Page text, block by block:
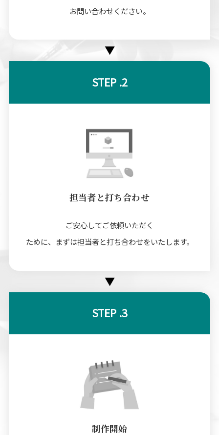
お問い合わせください。
▼
STEP .2
担当者と打ち合わせ
ご安心してご依頼いただく
ために、まずは担当者と打ち合わせをいたします。
▼
STEP .3
制作開始